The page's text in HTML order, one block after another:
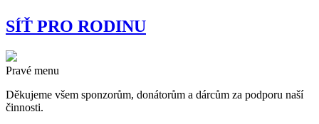
SÍŤ PRO RODINU
Pravé menu
Děkujeme všem sponzorům, donátorům a dárcům za podporu naší
činnosti.